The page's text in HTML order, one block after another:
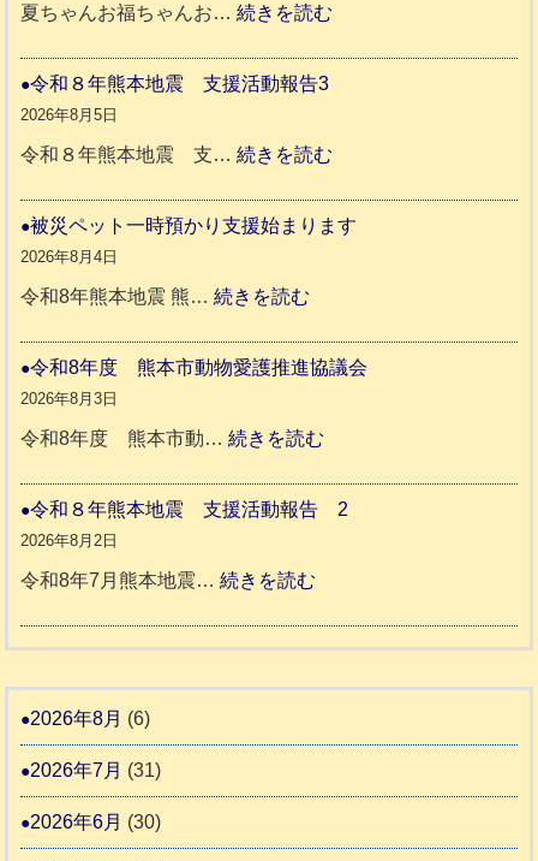
夏ちゃんお福ちゃんお…続きを読む
ト
人
ホ
日
記
令和８年熊本地震 支援活動報告3
2026年8月5日
令和８年熊本地震 支…続きを読む
和
本
支
報
3
被災ペット一時預かり支援始まります
2026年8月4日
令和8年熊本地震 熊…続きを読む
災
ッ
一
り
り
令和8年度 熊本市動物愛護推進協議会
2026年8月3日
令和8年度 熊本市動…続きを読む
和
市
令和８年熊本地震 支援活動報告 2
2026年8月2日
令和8年7月熊本地震…続きを読む
和
熊
震
2026年8月 (6)
2026年7月 (31)
2026年6月 (30)